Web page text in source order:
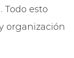
Todo esto
organización